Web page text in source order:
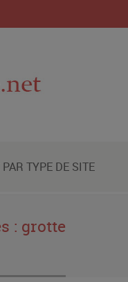
TYPE DE SITE
: grotte